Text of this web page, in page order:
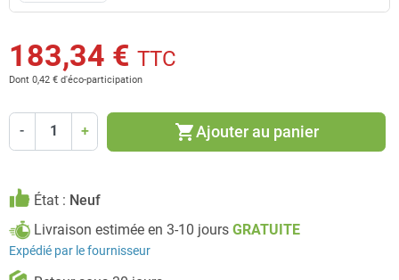
183,34 € TTC
Dont 0,42 € d'éco-participation
- + shopping_cartAjouter au panier
État : Neuf
Livraison estimée en 3-10 jours GRATUITE
Expédié par le fournisseur